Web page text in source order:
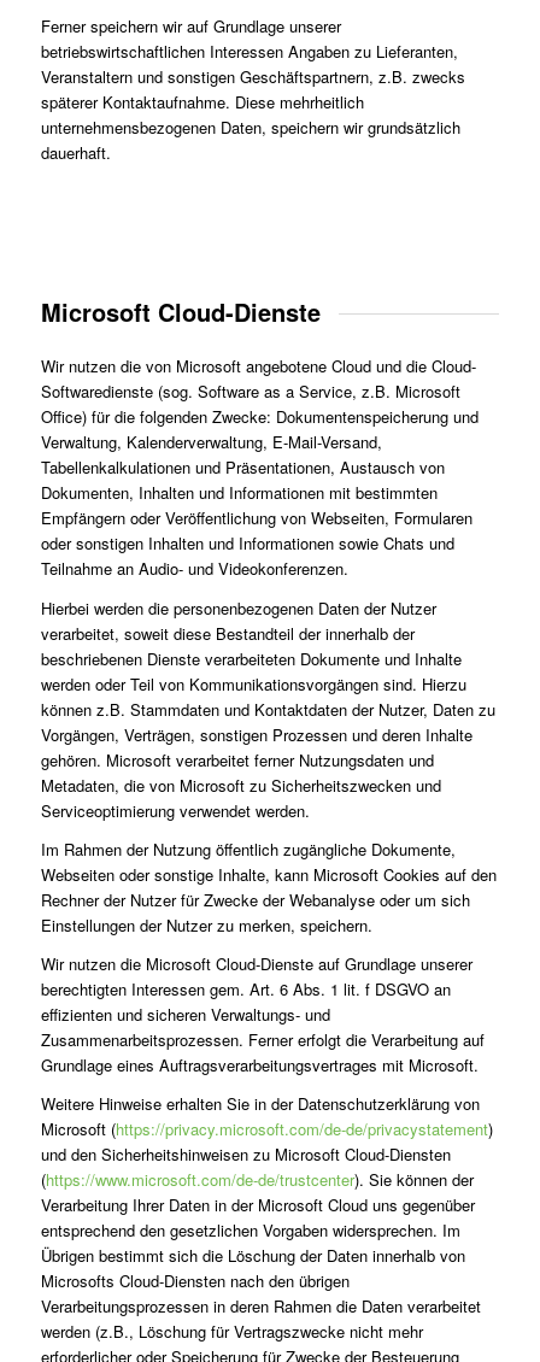
Ferner speichern wir auf Grundlage unserer
betriebswirtschaftlichen Interessen Angaben zu Lieferanten,
Veranstaltern und sonstigen Geschäftspartnern, z.B. zwecks
späterer Kontaktaufnahme. Diese mehrheitlich
unternehmensbezogenen Daten, speichern wir grundsätzlich
dauerhaft.
Microsoft Cloud-Dienste
Wir nutzen die von Microsoft angebotene Cloud und die Cloud-
Softwaredienste (sog. Software as a Service, z.B. Microsoft
Office) für die folgenden Zwecke: Dokumentenspeicherung und
Verwaltung, Kalenderverwaltung, E-Mail-Versand,
Tabellenkalkulationen und Präsentationen, Austausch von
Dokumenten, Inhalten und Informationen mit bestimmten
Empfängern oder Veröffentlichung von Webseiten, Formularen
oder sonstigen Inhalten und Informationen sowie Chats und
Teilnahme an Audio- und Videokonferenzen.
Hierbei werden die personenbezogenen Daten der Nutzer
verarbeitet, soweit diese Bestandteil der innerhalb der
beschriebenen Dienste verarbeiteten Dokumente und Inhalte
werden oder Teil von Kommunikationsvorgängen sind. Hierzu
können z.B. Stammdaten und Kontaktdaten der Nutzer, Daten zu
Vorgängen, Verträgen, sonstigen Prozessen und deren Inhalte
gehören. Microsoft verarbeitet ferner Nutzungsdaten und
Metadaten, die von Microsoft zu Sicherheitszwecken und
Serviceoptimierung verwendet werden.
Im Rahmen der Nutzung öffentlich zugängliche Dokumente,
Webseiten oder sonstige Inhalte, kann Microsoft Cookies auf den
Rechner der Nutzer für Zwecke der Webanalyse oder um sich
Einstellungen der Nutzer zu merken, speichern.
Wir nutzen die Microsoft Cloud-Dienste auf Grundlage unserer
berechtigten Interessen gem. Art. 6 Abs. 1 lit. f DSGVO an
effizienten und sicheren Verwaltungs- und
Zusammenarbeitsprozessen. Ferner erfolgt die Verarbeitung auf
Grundlage eines Auftragsverarbeitungsvertrages mit Microsoft.
Weitere Hinweise erhalten Sie in der Datenschutzerklärung von
Microsoft (https://privacy.microsoft.com/de-de/privacystatement)
und den Sicherheitshinweisen zu Microsoft Cloud-Diensten
(https://www.microsoft.com/de-de/trustcenter). Sie können der
Verarbeitung Ihrer Daten in der Microsoft Cloud uns gegenüber
entsprechend den gesetzlichen Vorgaben widersprechen. Im
Übrigen bestimmt sich die Löschung der Daten innerhalb von
Microsofts Cloud-Diensten nach den übrigen
Verarbeitungsprozessen in deren Rahmen die Daten verarbeitet
werden (z.B., Löschung für Vertragszwecke nicht mehr
erforderlicher oder Speicherung für Zwecke der Besteuerung